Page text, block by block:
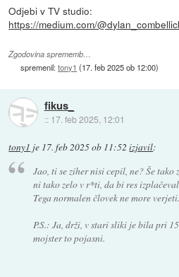
Odjebi v TV studio:
https://medium.com/
Zgodovina sprememb…
spremenil:tony1 (17. feb 2025 ob 12:00)
fikus_
:: 17. feb 2025, 12:01
tony1 je 17. feb 2025 ob 11:52 izjavil:
Jao, ti se ziher nisi cepil, ne? Še
ni tako zelo v r*ti, da bi res
Tega normalen človek ne more
P.S.: Ja, drži, v stari sliki je bila pri
mojster to pojasni.